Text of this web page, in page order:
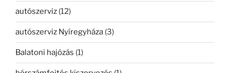
autószerviz (12)
autószerviz Nyíregyháza (3)
Balatoni hajózás (1)